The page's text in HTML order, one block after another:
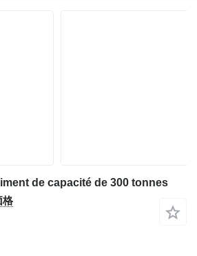
de capacité de 300 tonnes
格